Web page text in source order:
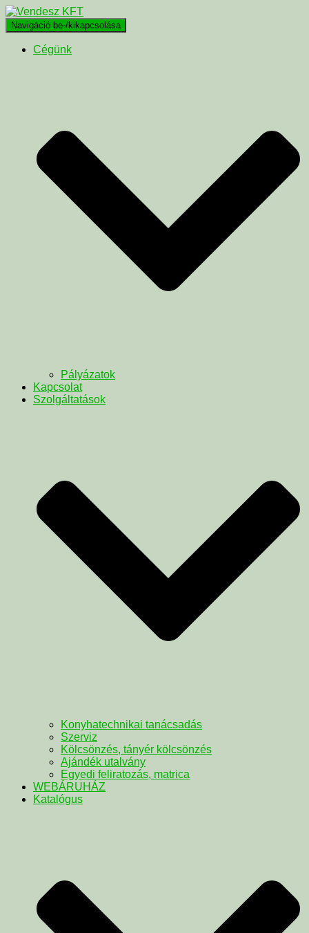
Navigáció be-/kikapcsolása
Cégünk
Pályázatok
Kapcsolat
Szolgáltatások
Konyhatechnikai tanácsadás
Szerviz
Kölcsönzés, tányér kölcsönzés
Ajándék utalvány
Egyedi feliratozás, matrica
WEBÁRUHÁZ
Katalógus